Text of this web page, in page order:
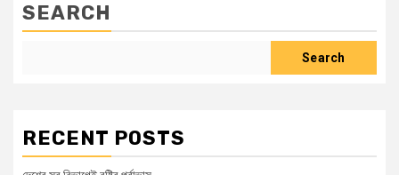
SEARCH
Search
RECENT POSTS